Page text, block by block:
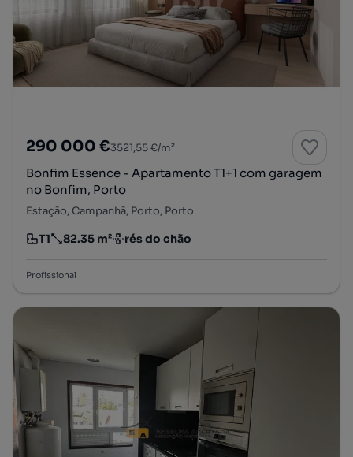
290 000 €3521,55 €/m²
Bonfim Essence - Apartamento T1+1 com garagem
no Bonfim, Porto
Estação, Campanhã, Porto, Porto
Tipologia
T1
Preço por metro quadrado
82.35 m²
Andar rés do chão
Profissional